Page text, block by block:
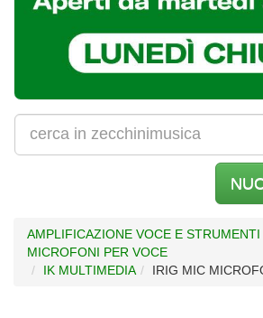
AMPLIFICAZIONE VOCE E
MICROFONI PER VOCE
IK MULTIMEDIA
IRIG MIC